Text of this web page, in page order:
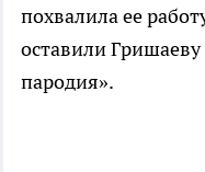
похвалила ее
оставили
пародия».